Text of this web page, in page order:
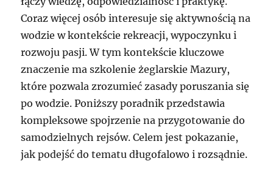
Coraz więcej osób interesuje się aktywnością na
wodzie w kontekście rekreacji, wypoczynku i
rozwoju pasji. W tym kontekście kluczowe
znaczenie ma szkolenie żeglarskie Mazury,
które pozwala zrozumieć zasady poruszania się
po wodzie. Poniższy poradnik przedstawia
kompleksowe spojrzenie na przygotowanie do
samodzielnych rejsów. Celem jest pokazanie,
jak podejść do tematu długofalowo i rozsądnie.